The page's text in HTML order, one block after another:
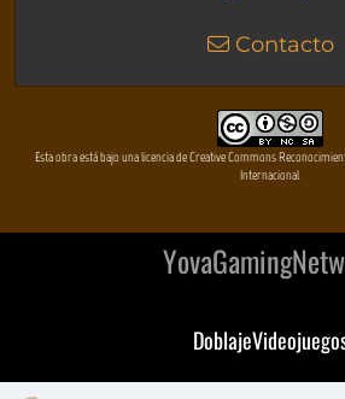
Contacto
Esta obra está bajo una licencia de Creative Commons
Internacional
DeVuego